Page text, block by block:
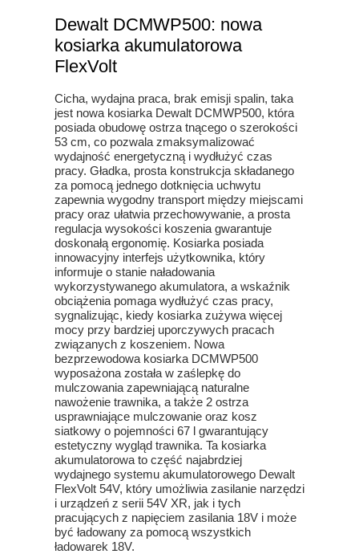
Dewalt DCMWP500: nowa
kosiarka akumulatorowa
FlexVolt
Cicha, wydajna praca, brak emisji spalin, taka
jest nowa kosiarka Dewalt DCMWP500, która
posiada obudowę ostrza tnącego o szerokości
53 cm, co pozwala zmaksymalizować
wydajność energetyczną i wydłużyć czas
pracy. Gładka, prosta konstrukcja składanego
za pomocą jednego dotknięcia uchwytu
zapewnia wygodny transport między miejscami
pracy oraz ułatwia przechowywanie, a prosta
regulacja wysokości koszenia gwarantuje
doskonałą ergonomię. Kosiarka posiada
innowacyjny interfejs użytkownika, który
informuje o stanie naładowania
wykorzystywanego akumulatora, a wskaźnik
obciążenia pomaga wydłużyć czas pracy,
sygnalizując, kiedy kosiarka zużywa więcej
mocy przy bardziej uporczywych pracach
związanych z koszeniem. Nowa
bezprzewodowa kosiarka DCMWP500
wyposażona została w zaślepkę do
mulczowania zapewniającą naturalne
nawożenie trawnika, a także 2 ostrza
usprawniające mulczowanie oraz kosz
siatkowy o pojemności 67 l gwarantujący
estetyczny wygląd trawnika. Ta kosiarka
akumulatorowa to część najabrdziej
wydajnego systemu akumulatorowego Dewalt
FlexVolt 54V, który umożliwia zasilanie narzędzi
i urządzeń z serii 54V XR, jak i tych
pracujących z napięciem zasilania 18V i może
być ładowany za pomocą wszystkich
ładowarek 18V.